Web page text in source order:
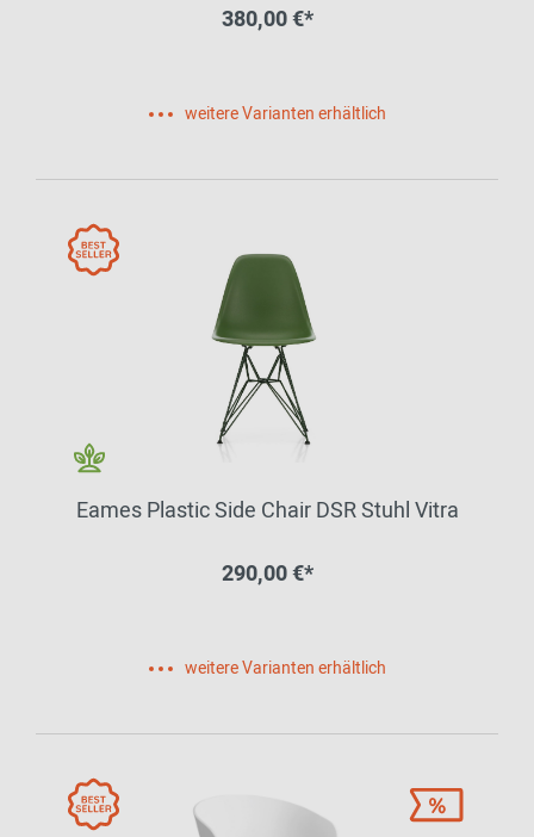
380,00 €*
weitere Varianten erhältlich
Eames Plastic Side Chair DSR Stuhl Vitra
290,00 €*
weitere Varianten erhältlich